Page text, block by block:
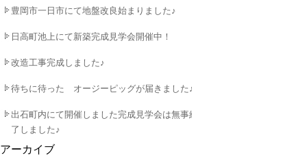
豊岡市一日市にて地盤改良始まりました♪
日高町池上にて新築完成見学会開催中！
改造工事完成しました♪
待ちに待った オージーピッグが届きました♪
出石町内にて開催しました完成見学会は無事終
了しました♪
アーカイブ